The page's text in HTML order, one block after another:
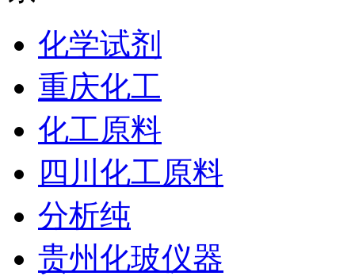
化学试剂
重庆化工
化工原料
四川化工原料
分析纯
贵州化玻仪器